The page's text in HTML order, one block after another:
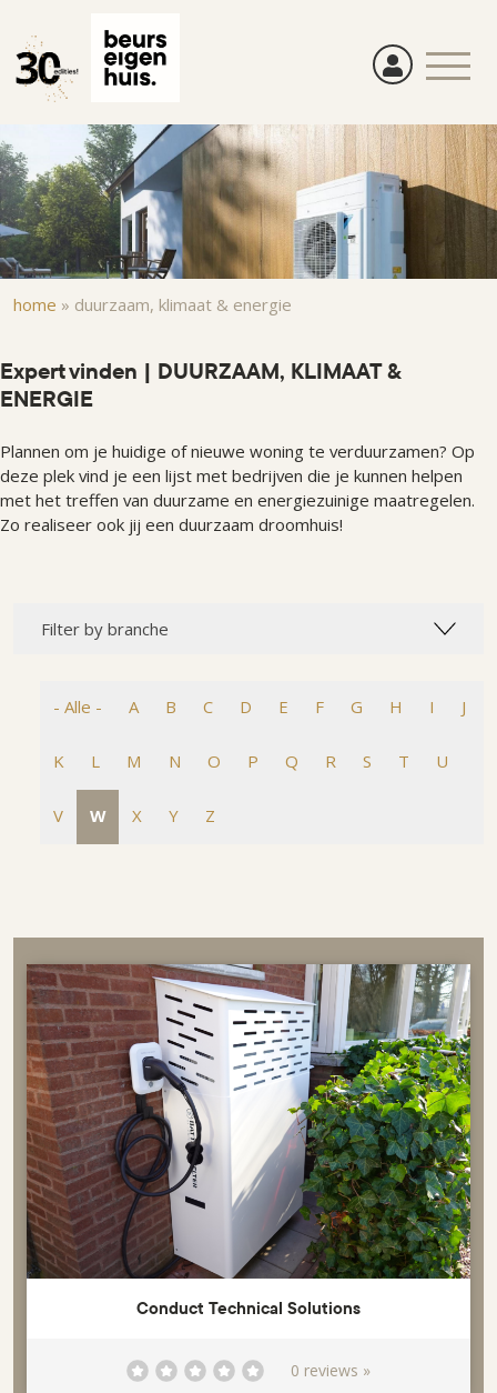
naar
de
gaan
Kruimelpad
home » duurzaam, klimaat & energie
Expert vinden | DUURZAAM, KLIMAAT &
ENERGIE
Plannen om je huidige of nieuwe woning te verduurzamen? Op
deze plek vind je een lijst met bedrijven die je kunnen helpen
met het treffen van duurzame en energiezuinige maatregelen.
Zo realiseer ook jij een duurzaam droomhuis!
Filter by branche
- Alle - A B C D E F G H I J
K L M N O P Q R S T U
V W X Y Z
Conduct Technical Solutions
0 reviews »